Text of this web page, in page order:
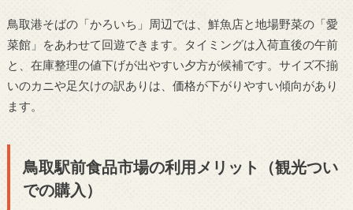
鳥取港そばの「かろいち」周辺では、鮮魚店と地場野菜の「愛
菜館」をあわせて回遊できます。タイミングは入荷直後の午前
と、在庫整理の値下げが出やすい夕方が候補です。サイズ不揃
いのカニや足欠けの訳ありは、価格が下がりやすい傾向があり
ます。
鳥取駅前食品市場の利用メリット（観光つい
での購入）